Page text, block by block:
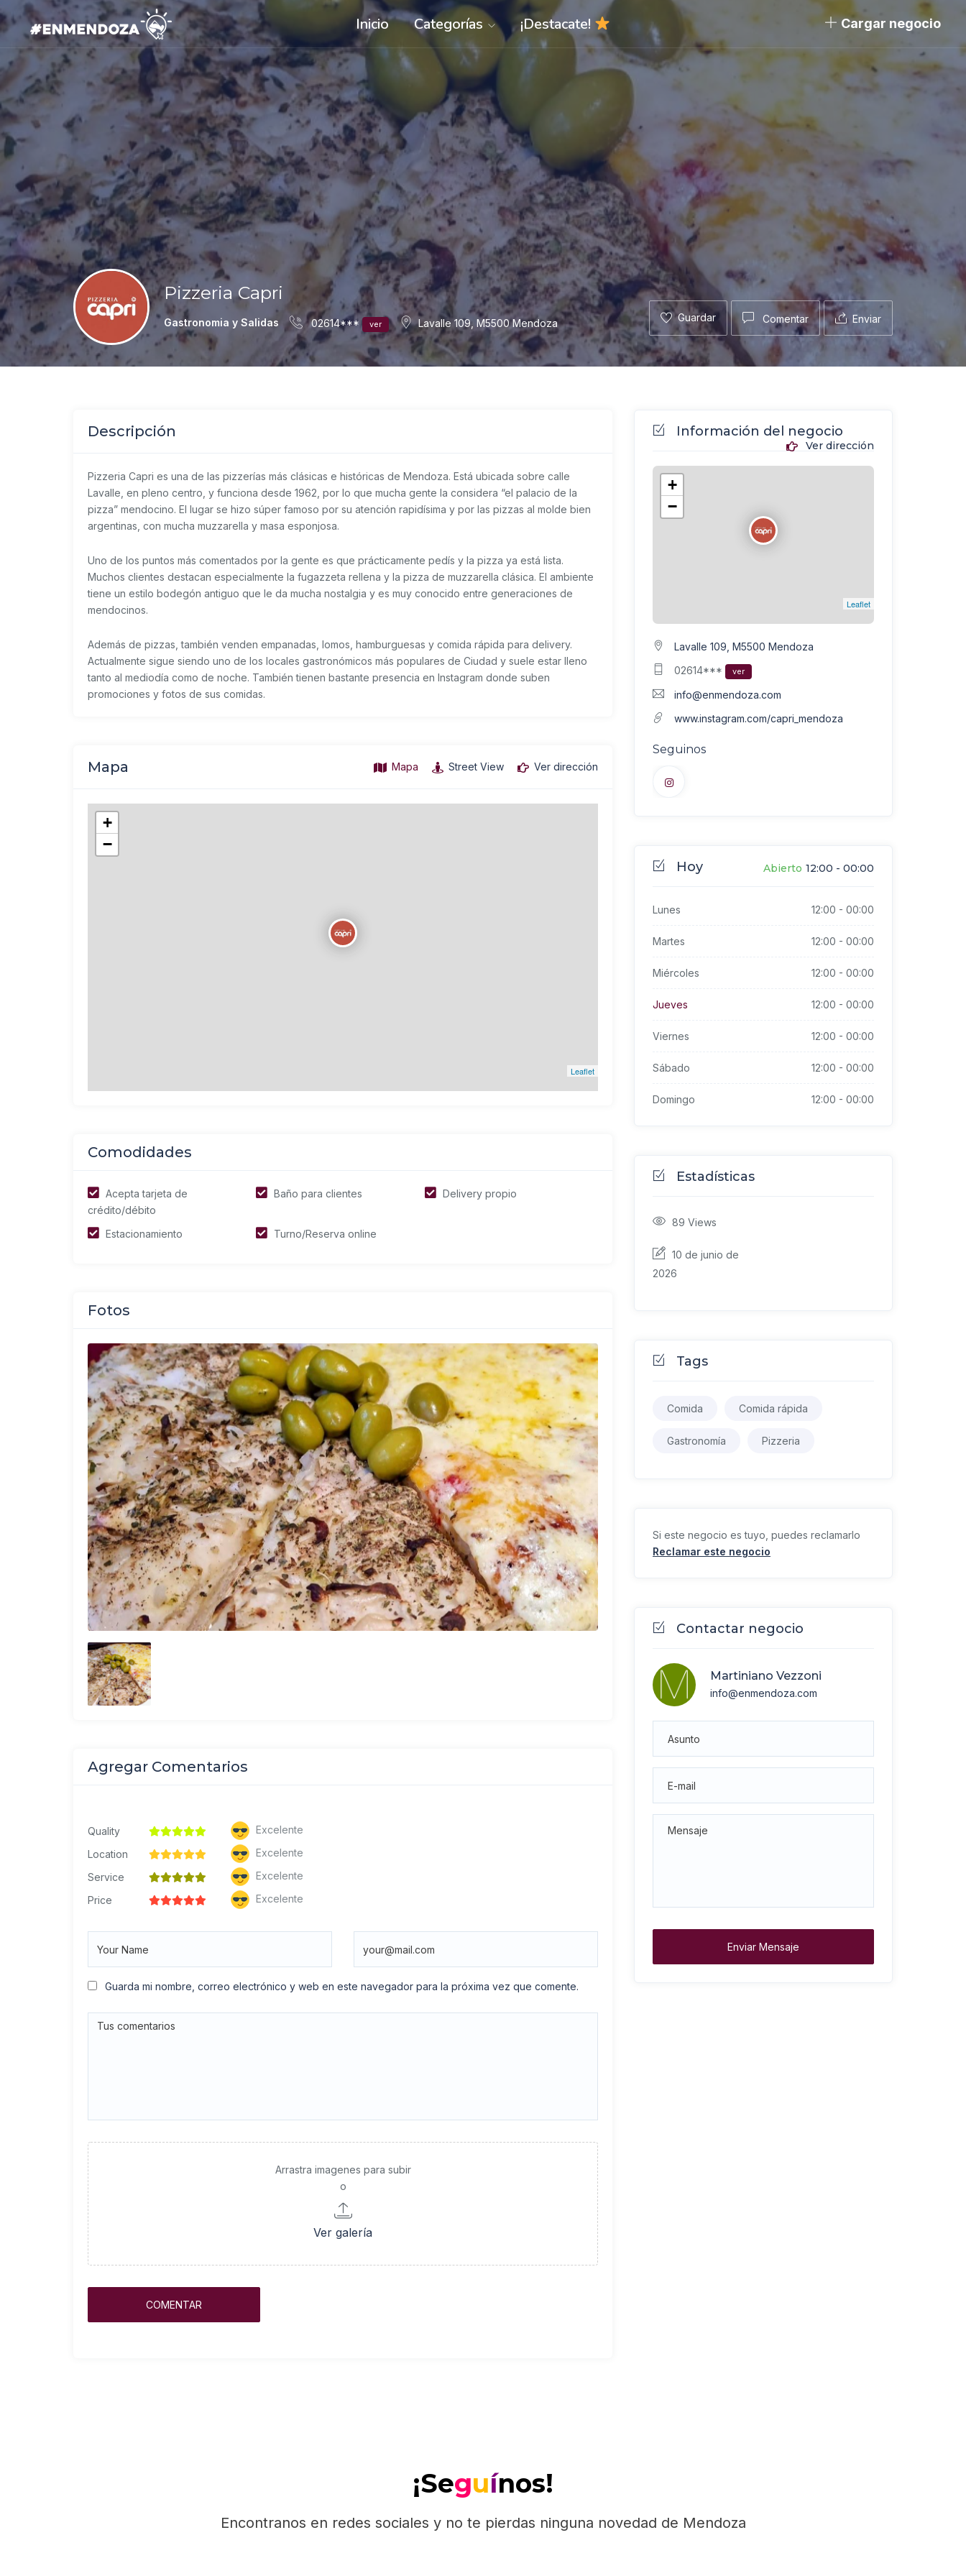
Inicio Categorías ¡Destacate! Cargar negocio
Pizzeria Capri
Gastronomia y Salidas 02614*** ver Lavalle 109, M5500 Mendoza Guardar Comentar Enviar
Descripción
Pizzeria Capri es una de las pizzerías más clásicas e históricas de Mendoza. Está ubicada sobre calle
Lavalle, en pleno centro, y funciona desde 1962, por lo que mucha gente la considera “el palacio de la
pizza” mendocino. El lugar se hizo súper famoso por su atención rapidísima y por las pizzas al molde bien
argentinas, con mucha muzzarella y masa esponjosa.
Uno de los puntos más comentados por la gente es que prácticamente pedís y la pizza ya está lista.
Muchos clientes destacan especialmente la fugazzeta rellena y la pizza de muzzarella clásica. El ambiente
tiene un estilo bodegón antiguo que le da mucha nostalgia y es muy conocido entre generaciones de
mendocinos.
Además de pizzas, también venden empanadas, lomos, hamburguesas y comida rápida para delivery.
Actualmente sigue siendo uno de los locales gastronómicos más populares de Ciudad y suele estar lleno
tanto al mediodía como de noche. También tienen bastante presencia en Instagram donde suben
promociones y fotos de sus comidas.
Mapa Mapa Street View Ver dirección
+
−
Leaflet
Comodidades
Acepta tarjeta de
crédito/débito
Baño para clientes Delivery propio
Estacionamiento Turno/Reserva online
Fotos
Agregar Comentarios
Quality
Excelente
Location
Excelente
Service
Excelente
Price
Excelente
Guarda mi nombre, correo electrónico y web en este navegador para la próxima vez que comente.
Arrastra imagenes para subir
o
Ver galería
Información del negocio
Ver dirección
+
−
Leaflet
Lavalle 109, M5500 Mendoza
02614***
ver
info@enmendoza.com
www.instagram.com/capri_mendoza
Seguinos
Hoy Abierto 12:00 - 00:00
Lunes 12:00 - 00:00
Martes 12:00 - 00:00
Miércoles 12:00 - 00:00
Jueves 12:00 - 00:00
Viernes 12:00 - 00:00
Sábado 12:00 - 00:00
Domingo 12:00 - 00:00
Estadísticas
89 Views
10 de junio de
2026
Tags
Comida Comida rápida
Gastronomía Pizzeria
Si este negocio es tuyo, puedes reclamarlo
Reclamar este negocio
Contactar negocio
Martiniano Vezzoni
info@enmendoza.com
Enviar Mensaje
¡Seguínos!
Encontranos en redes sociales y no te pierdas ninguna novedad de Mendoza